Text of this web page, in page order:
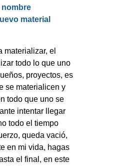
nombre
material
materializar, el
todo lo que uno
proyectos, es
se materialicen y
todo que uno se
intentar llegar
todo el tiempo
queda vació,
en mi vida, hagas
el final, en este